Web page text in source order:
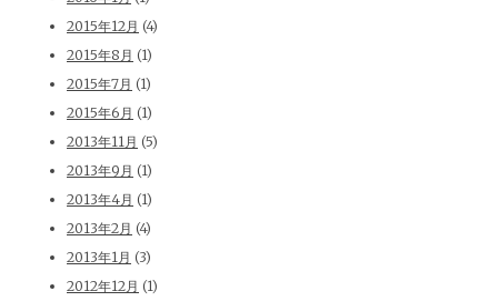
2015年12月 (4)
2015年8月 (1)
2015年7月 (1)
2015年6月 (1)
2013年11月 (5)
2013年9月 (1)
2013年4月 (1)
2013年2月 (4)
2013年1月 (3)
2012年12月 (1)